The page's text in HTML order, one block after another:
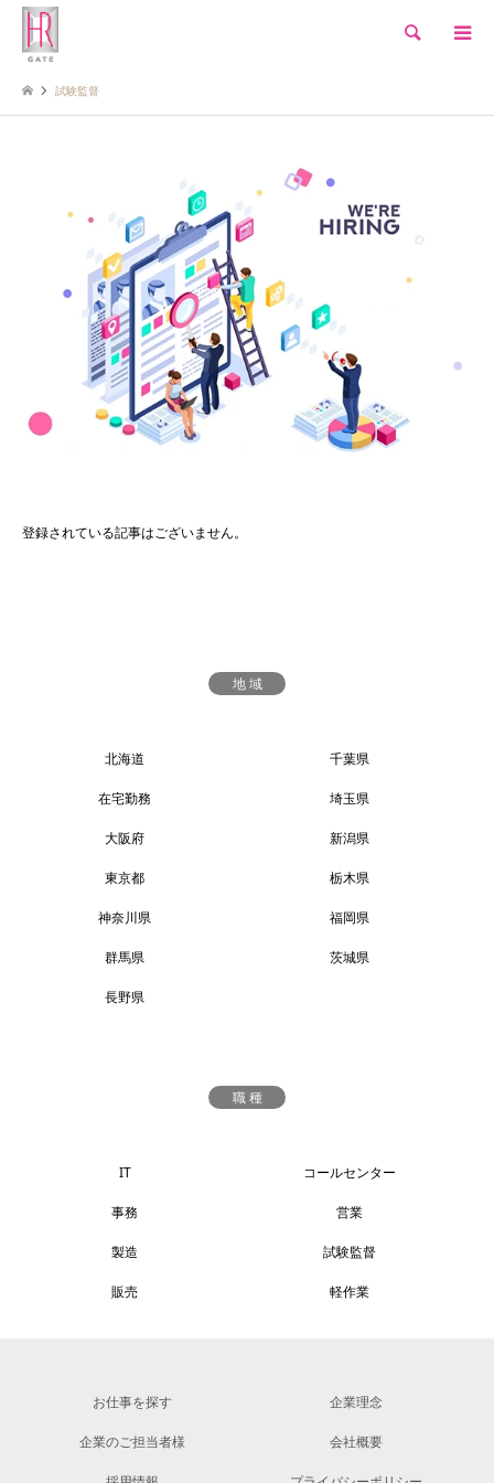
検索
試験監督
登録されている記事はございません。
地 域
北海道 千葉県
在宅勤務 埼玉県
大阪府 新潟県
東京都 栃木県
神奈川県 福岡県
群馬県 茨城県
長野県
職 種
IT コールセンター
事務 営業
製造 試験監督
販売 軽作業
お仕事を探す
企業のご担当者様
企業理念
会社概要